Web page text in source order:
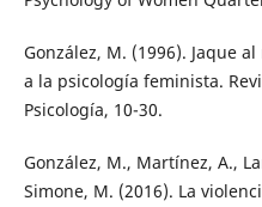
González, M. (1996). Jaque
a la psicología feminista.
Psicología, 10-30.
González, M., Martínez, A.,
Simone, M. (2016). La